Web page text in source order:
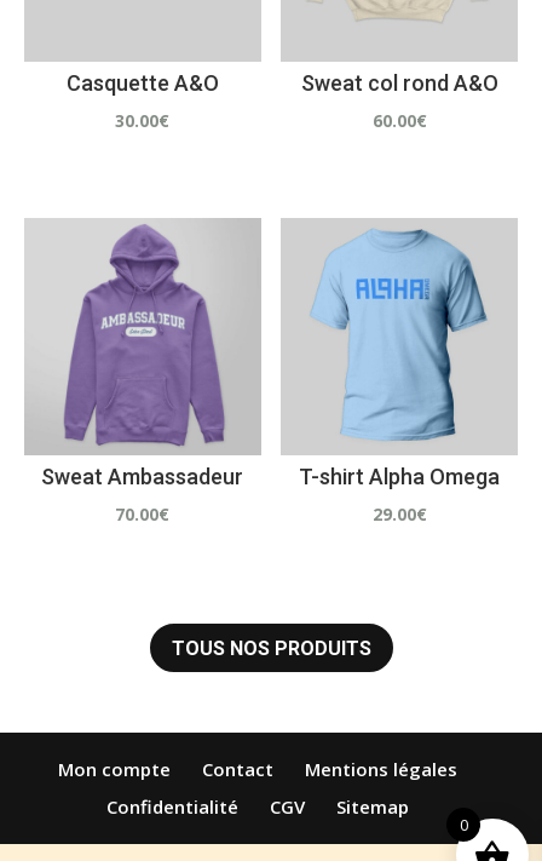
Casquette A&O
30.00€
Sweat col rond A&O
60.00€
Sweat Ambassadeur
70.00€
T-shirt Alpha Omega
29.00€
TOUS NOS PRODUITS
Mon compte Contact
Mentions légales
Confidentialité
CGV Sitemap
0